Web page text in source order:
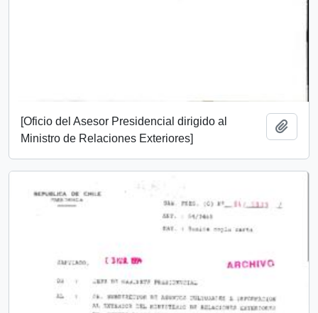
[Oficio del Asesor Presidencial dirigido al
Ministro de Relaciones Exteriores]